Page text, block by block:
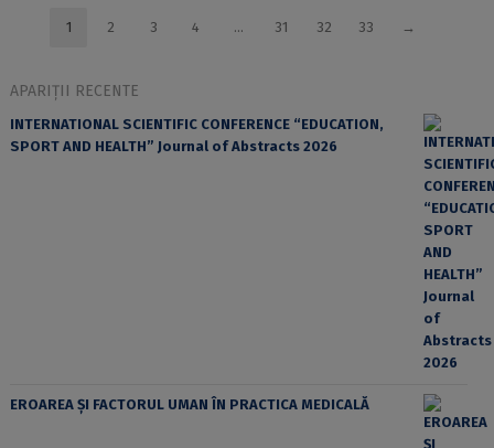
1 2 3 4 … 31 32 33 →
APARIȚII RECENTE
INTERNATIONAL SCIENTIFIC CONFERENCE “EDUCATION,
SPORT AND HEALTH” Journal of Abstracts 2026
EROAREA ȘI FACTORUL UMAN ÎN PRACTICA MEDICALĂ